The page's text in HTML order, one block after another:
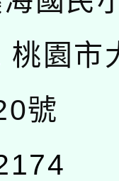
桃園市
號